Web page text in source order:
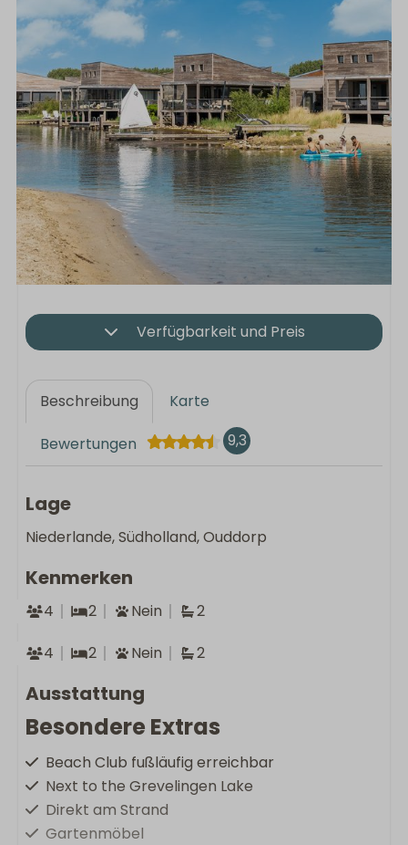
Verfügbarkeit und Preis
Beschreibung Karte
Bewertungen 9,3
Lage
Niederlande, Südholland, Ouddorp
Kenmerken
4 2 Nein
2
4
2 Nein 2
Ausstattung
Besondere Extras
Beach Club fußläufig erreichbar
Next to the Grevelingen Lake
Direkt am Strand
Gartenmöbel